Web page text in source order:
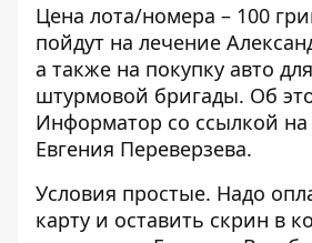
Цена лота/номера – 100
пойдут на лечение
а также на покупку авто
штурмовой бригады. Об
Информатор со ссылкой
Евгения Переверзева.
Условия простые. Надо
карту и оставить скрин в